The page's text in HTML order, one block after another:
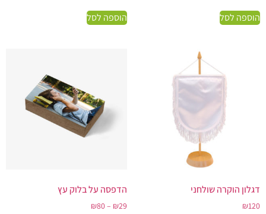
הוספה לסל הוספה לסל
דגלון הוקרה שולחני
₪120
הדפסה על בלוק עץ
₪29
–
₪80